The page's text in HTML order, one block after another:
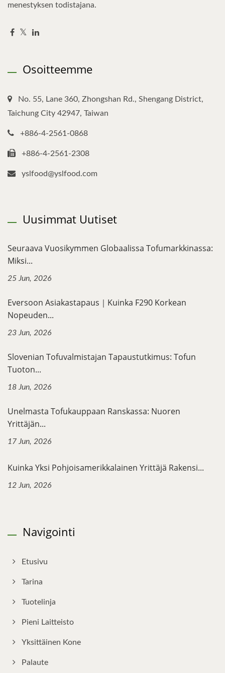
menestyksen todistajana.
Osoitteemme
No. 55, Lane 360, Zhongshan Rd., Shengang District,
Taichung City 42947, Taiwan
+886-4-2561-0868
+886-4-2561-2308
yslfood@yslfood.com
Uusimmat Uutiset
Seuraava Vuosikymmen Globaalissa Tofumarkkinassa:
Miksi...
25 Jun, 2026
Eversoon Asiakastapaus｜Kuinka F290 Korkean
Nopeuden...
23 Jun, 2026
Slovenian Tofuvalmistajan Tapaustutkimus: Tofun
Tuoton...
18 Jun, 2026
Unelmasta Tofukauppaan Ranskassa: Nuoren
Yrittäjän...
17 Jun, 2026
Kuinka Yksi Pohjoisamerikkalainen Yrittäjä Rakensi...
12 Jun, 2026
Navigointi
Etusivu
Tarina
Tuotelinja
Pieni Laitteisto
Yksittäinen Kone
Palaute